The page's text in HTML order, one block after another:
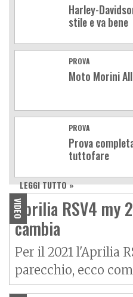
Harley-
stile e va bene
PROVA
Moto Morini
PROVA
Prova
tuttofare
LEGGI TUTTO »
VIDEO
Aprilia RSV4 my
cambia
Per il 2021 l'Aprilia
parecchio, ecco